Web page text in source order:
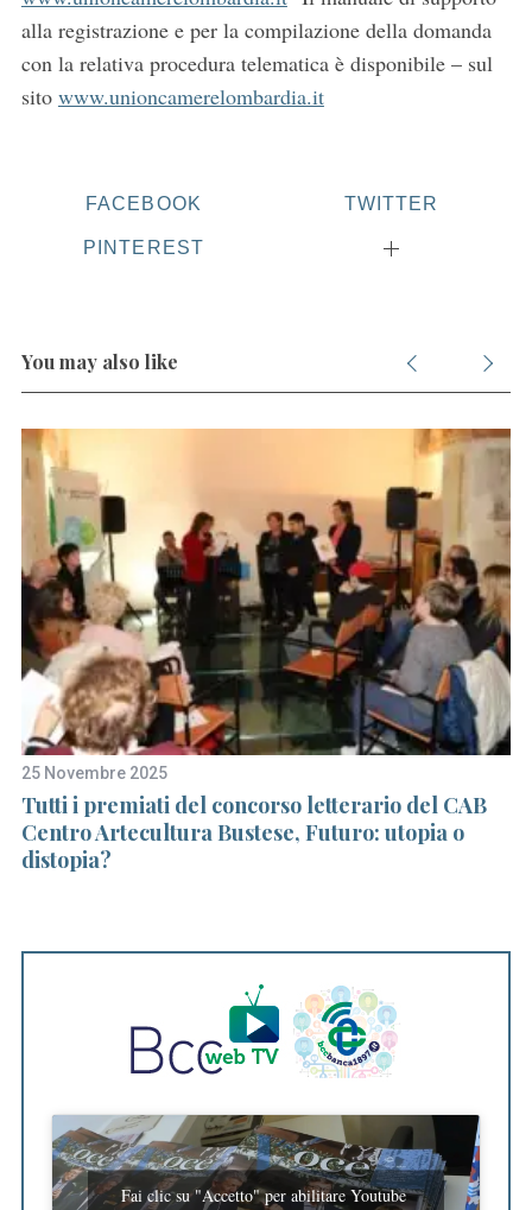
alla registrazione e per la compilazione della domanda
con la relativa procedura telematica è disponibile – sul
sito www.unioncamerelombardia.it
FACEBOOK TWITTER
PINTEREST
You may also like
25 Novembre 2025
Tutti i premiati del concorso letterario del CAB
Centro Artecultura Bustese, Futuro: utopia o
distopia?
Fai clic su "Accetto" per abilitare Youtube
f
o
r
: